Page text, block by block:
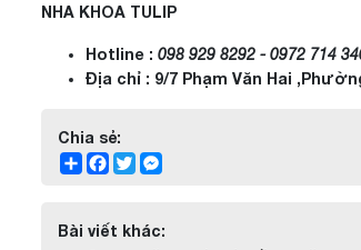
NHA KHOA TULIP
Hotline : 098 929 8292 - 0972 714
Địa chỉ : 9/7 Phạm Văn Hai
Chia sẻ:
ShareFacebook
Twitter
Bài viết khác: